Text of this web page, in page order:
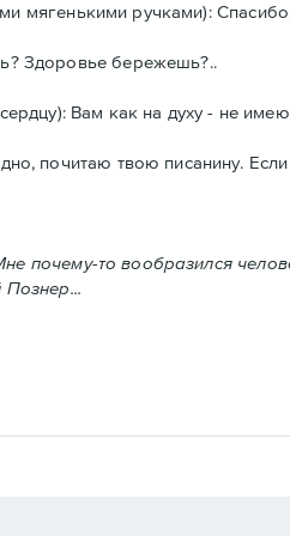
мягенькими ручками):
Здоровье бережешь?..
Вам как на духу - не
почитаю твою писанину.
почему-то вообразился
Познер...